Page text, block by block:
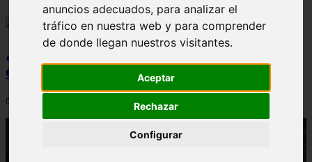
anuncios adecuados, para analizar el
tráfico en nuestra web y para comprender
de donde llegan nuestros visitantes.
Aceptar
Rechazar
Configurar
¿Qué Seat Ibiza merece más la pena
comprar?
08/08/2026